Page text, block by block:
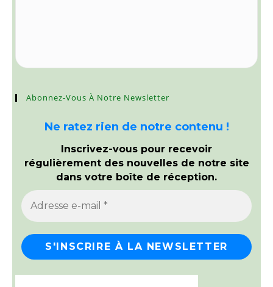
Abonnez-Vous À Notre Newsletter
Ne ratez rien de notre contenu !
Inscrivez-vous pour recevoir
régulièrement des nouvelles de notre site
dans votre boîte de réception.